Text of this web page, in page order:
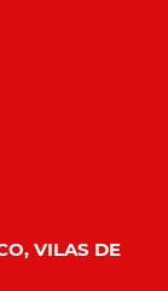
VILAS DE